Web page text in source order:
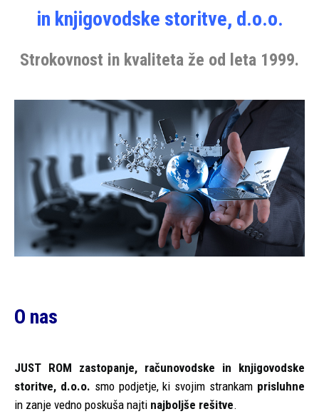
in knjigovodske storitve, d.o.o.
Strokovnost in kvaliteta že od leta 1999.
O nas
JUST ROM zastopanje, računovodske in knjigovodske
storitve, d.o.o. smo podjetje, ki svojim strankam prisluhne
in zanje vedno poskuša najti najboljše rešitve.